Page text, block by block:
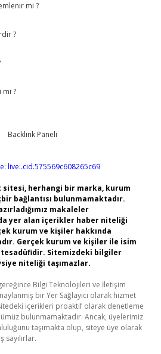
mi ?
?
mi ?
live:.cid.575569c608265c69
sitesi, herhangi bir marka, kurum
bağlantısı bulunmamaktadır.
makaleler
yer alan içerikler haber niteliği
kurum ve kişiler hakkında
Gerçek kurum ve kişiler ile isim
Sitemizdeki bilgiler
niteliği taşımazlar.
Bilgi Teknolojileri ve İletişim
bir Yer Sağlayıcı olarak hizmet
içerikleri proaktif olarak denetleme
bulunmamaktadır. Ancak, üyelerimiz
taşımakta olup, siteye üye olarak